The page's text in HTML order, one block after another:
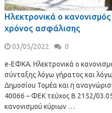
Ηλεκτρονικά ο
χρόνος ασφάλισης
03/05/2022 0
e-ΕΦΚΑ. Ηλεκτρονικά ο
σύνταξης λόγω γήρατος και
Δημοσίου Τομέα και η
40066 – ΦΕΚ τεύχος Β 2152/
κανονισμού κύριων …